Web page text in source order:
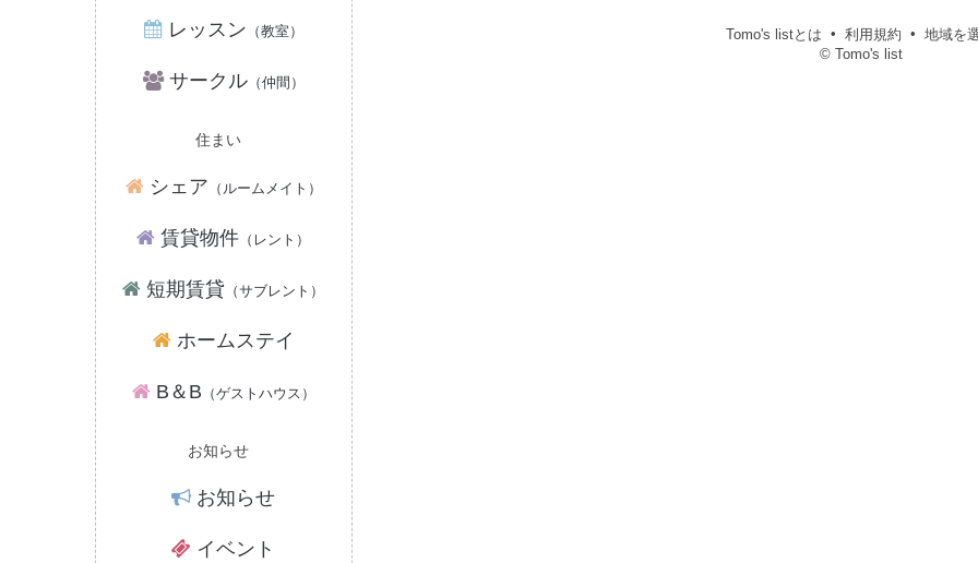
レッスン （教室）
サークル（仲間）
住まい
シェア （ルームメイト）
賃貸物件 （レント）
短期賃貸 （サブレント）
ホームステイ
B＆B （ゲストハウス）
お知らせ
お知らせ
イベント
Tomo's listとは 利用規約
地域を
© Tomo's list